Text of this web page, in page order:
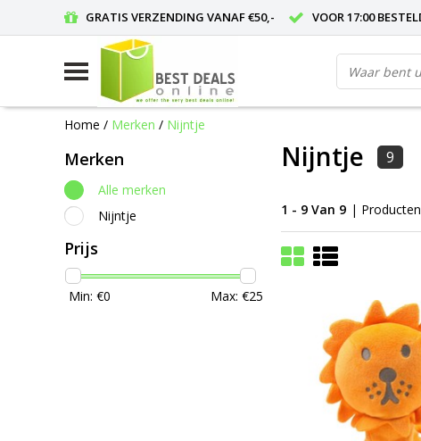
GRATIS VERZENDING VANAF €50,- VOOR 17:00
Home / Merken / Nijntje
Merken
Alle merken
Nijntje
Prijs
Min: €0 Max: €25
Nijntje 9
1 - 9 Van 9 | Producten